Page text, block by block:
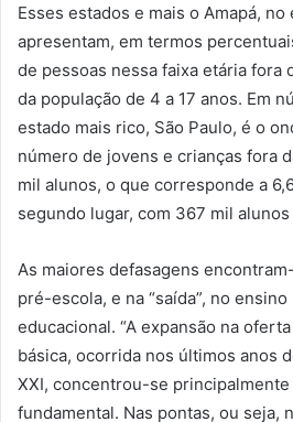
Esses estados e mais o Amapá, no
apresentam, em termos
de pessoas nessa faixa etária fora
da população de 4 a 17 anos. Em
estado mais rico, São Paulo, é o
número de jovens e crianças fora
mil alunos, o que corresponde a
segundo lugar, com 367 mil alunos
As maiores defasagens
pré-escola, e na “saída”, no
educacional. “A expansão na
básica, ocorrida nos últimos anos
XXI, concentrou-se
fundamental. Nas pontas, ou seja,